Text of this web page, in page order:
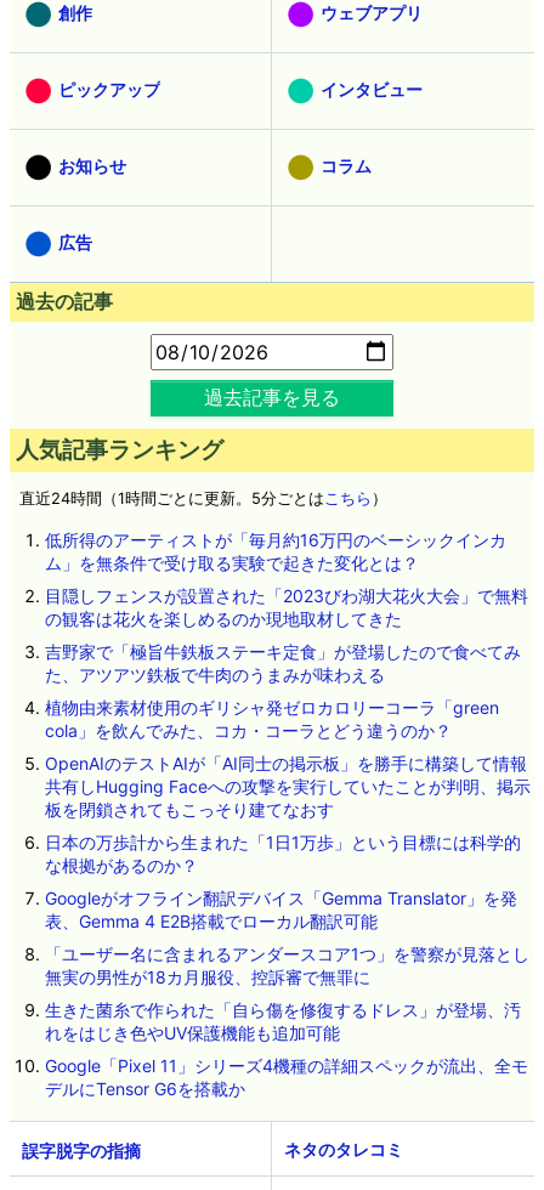
創作 ウェブアプリ
ピックアップ インタビュー
お知らせ コラム
広告
過去の記事
過去記事を見る
人気記事ランキング
直近24時間（1時間ごとに更新。5分ごとは こちら ）
低所得のアーティストが「毎月約16万円のベーシックインカ
ム」を無条件で受け取る実験で起きた変化とは？
目隠しフェンスが設置された「2023びわ湖大花火大会」で無料
の観客は花火を楽しめるのか現地取材してきた
吉野家で「極旨牛鉄板ステーキ定食」が登場したので食べてみ
た、アツアツ鉄板で牛肉のうまみが味わえる
植物由来素材使用のギリシャ発ゼロカロリーコーラ「green
cola」を飲んでみた、コカ・コーラとどう違うのか？
OpenAIのテストAIが「AI同士の掲示板」を勝手に構築して情報
共有しHugging Faceへの攻撃を実行していたことが判明、掲示
板を閉鎖されてもこっそり建てなおす
日本の万歩計から生まれた「1日1万歩」という目標には科学的
な根拠があるのか？
Googleがオフライン翻訳デバイス「Gemma Translator」を発
表、Gemma 4 E2B搭載でローカル翻訳可能
「ユーザー名に含まれるアンダースコア1つ」を警察が見落とし
無実の男性が18カ月服役、控訴審で無罪に
生きた菌糸で作られた「自ら傷を修復するドレス」が登場、汚
れをはじき色やUV保護機能も追加可能
Google「Pixel 11」シリーズ4機種の詳細スペックが流出、全モ
デルにTensor G6を搭載か
ネタのタレコミ